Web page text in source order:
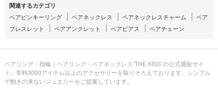
関連するカテゴリ
ペアピンキーリング ペアネックレス ペアネックレスチャーム
ペア
ブレスレット
ペアアンクレット ペアピアス ペアチェーン
ペアリング・指輪｜ペアリング・ペアネックレス”THE KISS”の公式通販サイ
ト。常時3000アイテム以上のアクセサリーを取りそろえております。シンプル
で飽きの来ないジュエリーをご提案しています。